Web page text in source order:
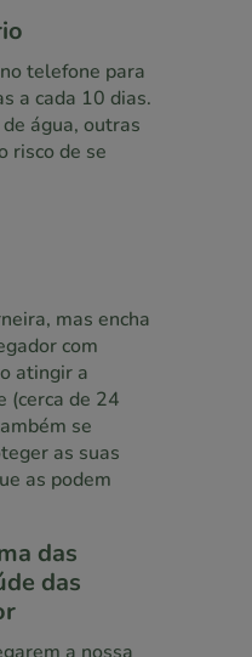
telefone para
a cada 10 dias.
água, outras
risco de se
mas encha
com
atingir a
(cerca de 24
se
as suas
as podem
das
das